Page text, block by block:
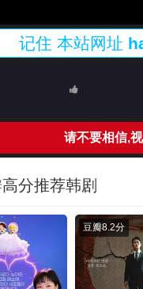
记住 本站网址
请不要相信,
分推荐韩剧
豆瓣8.2分